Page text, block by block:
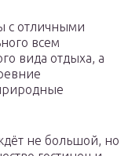
с отличными
всем
вида отдыха, а
не большой, но